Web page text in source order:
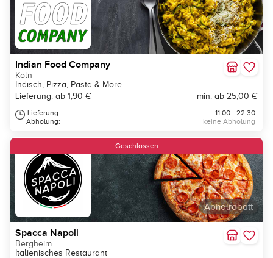
Indian Food Company
Köln
Indisch, Pizza, Pasta & More
Lieferung: ab 1,90 €
min. ab 25,00 €
Lieferung:
Abholung:
11:00 - 22:30
keine Abholung
Abholrabatt
Geschlossen
Spacca Napoli
Bergheim
Italienisches Restaurant